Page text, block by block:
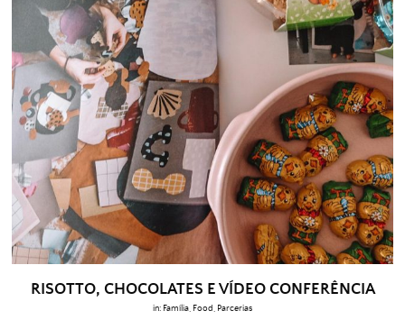
RISOTTO, CHOCOLATES E VÍDEO CONFERÊNCIA
in: Família Food Parcerias